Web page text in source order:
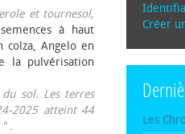
et tournesol,
à haut
Angelo en
la pulvérisation
du sol. Les terres
2025 atteint 44
".
Créer
Les